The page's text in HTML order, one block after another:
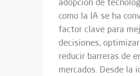
como la IA se ha
factor clave para
decisiones,
reducir barreras de
mercados. Desde la